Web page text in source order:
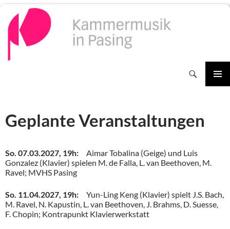
Inhalt
springen
Geplante Veranstaltungen
So. 07.03.2027, 19h: Aimar Tobalina (Geige) und Luis
Gonzalez (Klavier) spielen M. de Falla, L. van Beethoven, M.
Ravel; MVHS Pasing
So. 11.04.2027, 19h: Yun-Ling Keng (Klavier) spielt J.S. Bach,
M. Ravel, N. Kapustin, L. van Beethoven, J. Brahms, D. Suesse,
F. Chopin; Kontrapunkt Klavierwerkstatt